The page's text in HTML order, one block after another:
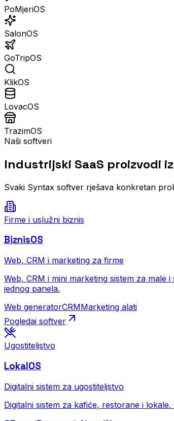
PoMjeriOS
SalonOS
GoTripOS
KlikOS
LovacOS
TrazimOS
Naši softveri
Industrijski SaaS proizvodi
Svaki Syntax softver rješava konkretan
Firme i uslužni biznis
BiznisOS
Web, CRM i marketing za firme
Web, CRM i mini marketing sistem za
jednog panela.
Web generatorCRMMarketing alati
Pogledaj softver
Ugostiteljstvo
LokalOS
Digitalni sistem za ugostiteljstvo
Digitalni sistem za kafiće, restorane i